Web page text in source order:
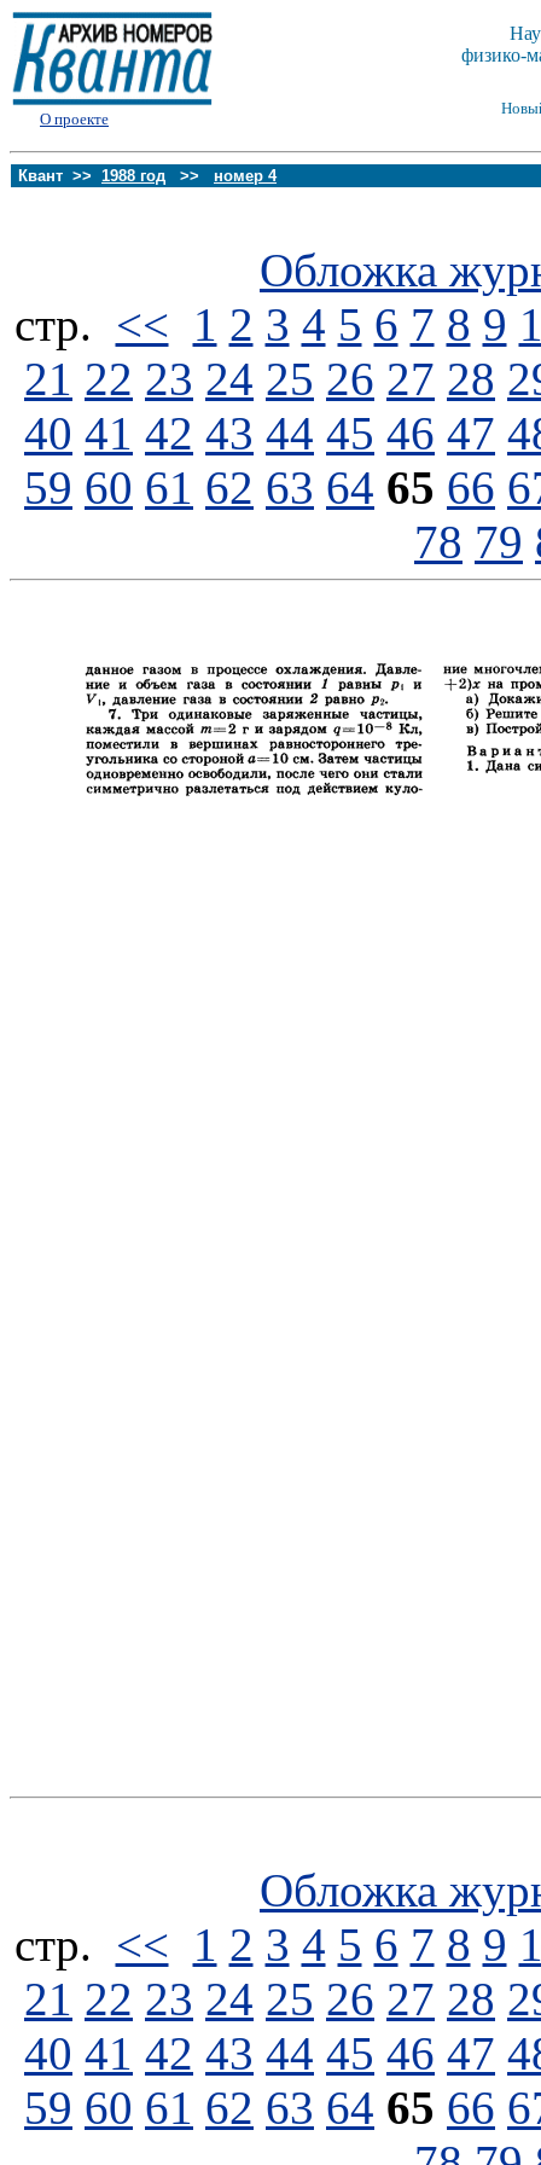
О проекте
физико-
Квант >> 1988 год >> номер 4
Обложка
стp. << 1 2 3 4 5 6 7 8 9
21 22 23 24 25 26 27 28
40 41 42 43 44 45 46 47
59 60 61 62 63 64 65 66
78 79
Обложка
стp. << 1 2 3 4 5 6 7 8 9
21 22 23 24 25 26 27 28
40 41 42 43 44 45 46 47
59 60 61 62 63 64 65 66